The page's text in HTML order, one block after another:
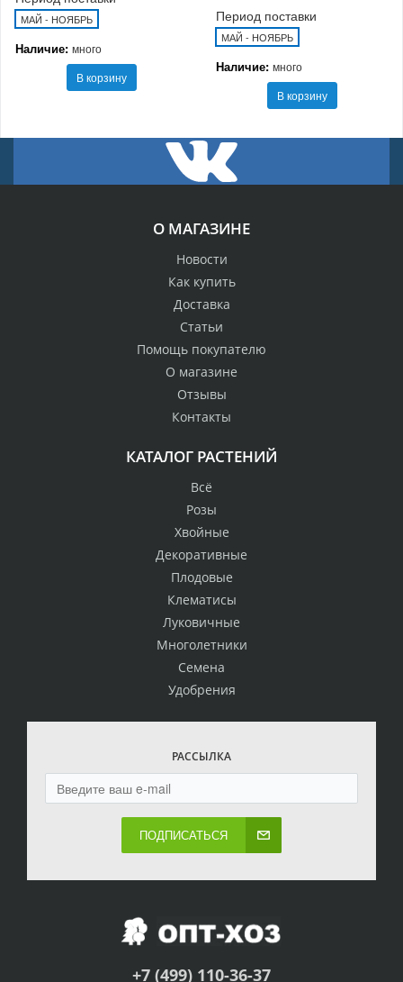
МАЙ - НОЯБРЬ
Наличие: много
В корзину
Период поставки
МАЙ - НОЯБРЬ
Наличие: много
В корзину
О МАГАЗИНЕ
Новости
Как купить
Доставка
Статьи
Помощь покупателю
О магазине
Отзывы
Контакты
КАТАЛОГ РАСТЕНИЙ
Всё
Розы
Хвойные
Декоративные
Плодовые
Клематисы
Луковичные
Многолетники
Семена
Удобрения
РАССЫЛКА
ПОДПИСАТЬСЯ
+7 (499) 110-36-37